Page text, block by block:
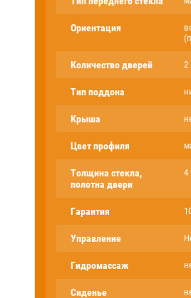
Ориентация
Количество дверей 2
Тип поддона
Крыша
Цвет профиля
Толщина стекла,
полотна двери
4
Гарантия
Управление
Гидромассаж
Сиденье